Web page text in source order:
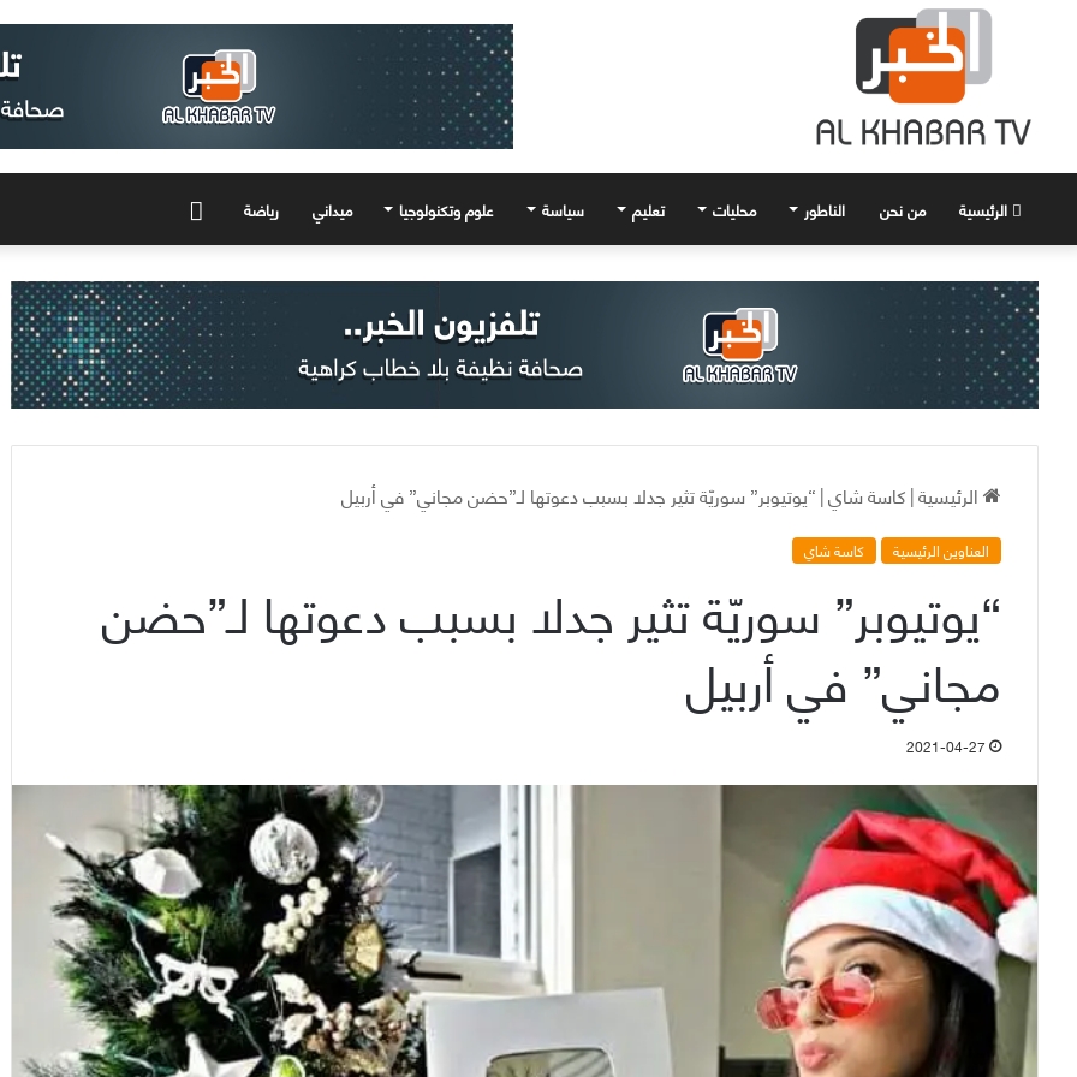
الرئيسية من نحن الناطور محليات تعليم سياسة علوم وتكنولوجيا ميداني رياضة
الرئيسية|كاسة شاي|“يوتيوبر” سوريّة تثير جدلا بسبب دعوتها لـ”حضن مجاني” في أربيل
العناوين الرئيسية كاسة شاي
“يوتيوبر” سوريّة تثير جدلا بسبب دعوتها لـ”حضن
مجاني” في أربيل
2021-04-27